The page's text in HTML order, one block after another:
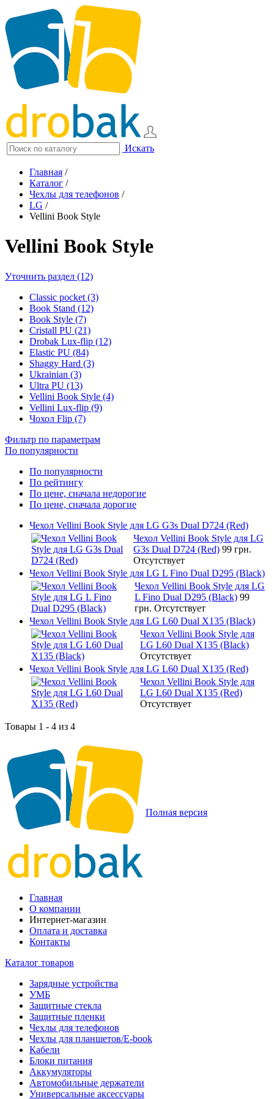
Искать
Главная /
Каталог /
Чехлы для телефонов /
LG /
Vellini Book Style
Vellini Book Style
Уточнить раздел (12)
Classic pocket (3)
Book Stand (12)
Book Style (7)
Cristall PU (21)
Drobak Lux-flip (12)
Elastic PU (84)
Shaggy Hard (3)
Ukrainian (3)
Ultra PU (13)
Vellini Book Style (4)
Vellini Lux-flip (9)
Чохол Flip (7)
Фильтр по параметрам
По популярности
По популярности
По рейтингу
По цене, сначала недорогие
По цене, сначала дорогие
Чехол Vellini Book Style для LG G3s Dual D724 (Red)
Чехол Vellini Book Style для LG
G3s Dual D724 (Red) 99 грн.
Отсутствует
Чехол Vellini Book Style для LG L Fino Dual D295 (Black)
Чехол Vellini Book Style для LG
L Fino Dual D295 (Black) 99
грн. Отсутствует
Чехол Vellini Book Style для LG L60 Dual X135 (Black)
Чехол Vellini Book Style для
LG L60 Dual X135 (Black)
Отсутствует
Чехол Vellini Book Style для LG L60 Dual X135 (Red)
Чехол Vellini Book Style для
LG L60 Dual X135 (Red)
Отсутствует
Товары 1 - 4 из 4
Полная версия
Главная
О компании
Интернет-магазин
Оплата и доставка
Контакты
Каталог товаров
Зарядные устройства
УМБ
Защитные стекла
Защитные пленки
Чехлы для телефонов
Чехлы для планшетов/E-book
Кабели
Блоки питания
Аккумуляторы
Автомобильные держатели
Универсальные аксессуары